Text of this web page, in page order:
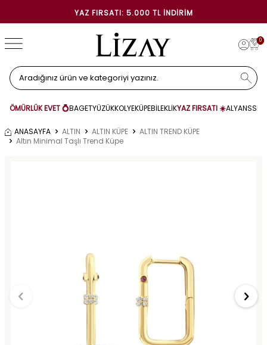
YAZ FIRSATI: 5.000 TL İNDIRIM
0
ÖMÜRLÜK EVET 💍BAGETYÜZÜKKOLYEKÜPEBİLEKLİKYAZ FIRSATI ☀️ALYANS
ANASAYFA ALTIN ALTIN KÜPE
ALTIN TREND KÜPE
Altın Minimal Taşlı Trend Küpe